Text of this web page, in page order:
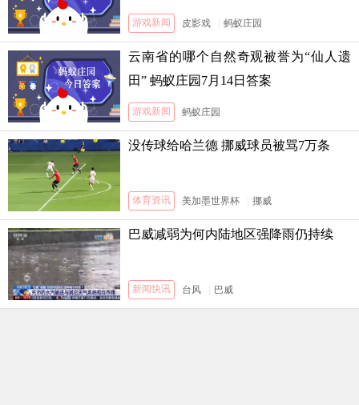
3日答案
游戏新闻 皮影戏 蚂蚁庄园
云南省的哪个自然奇观被誉为“仙人遗
田” 蚂蚁庄园7月14日答案
游戏新闻 蚂蚁庄园
没传球给哈兰德 挪威球员被骂7万条
体育资讯 美加墨世界杯 挪威
巴威减弱为何内陆地区强降雨仍持续
新闻快讯 台风 巴威